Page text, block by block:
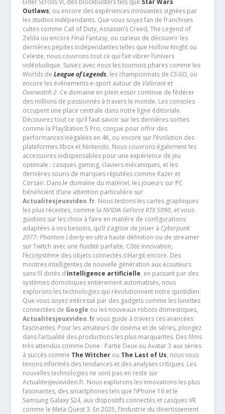
Elder Scrolls VI, des blockbusters tels que Star Wars
Outlaws, ou encore des expériences innovantes signées par
les studios indépendants. Que vous soyez fan de franchises
cultes comme Call of Duty, Assassin’s Creed, The Legend of
Zelda ou encore Final Fantasy, ou curieux de découvrir les
dernières pépites indépendantes telles que Hollow Knight ou
Celeste, nous couvrons tout ce qui fait vibrer l’univers
vidéoludique. Suivez avec nous les tournois phares comme les
Worlds de League of Legends, les championnats de CS:GO, ou
encore les événements e-sport autour de Valorantet
Overwatch 2. Ce domaine en plein essor continue de fédérer
des millions de passionnés à travers le monde. Les consoles
occupent une place centrale dans notre ligne éditoriale.
Découvrez tout ce qu’il faut savoir sur les dernières sorties
comme la PlayStation 5 Pro, conçue pour offrir des
performances inégalées en 4K, ou encore sur l’évolution des
plateformes Xbox et Nintendo. Nous couvrons également les
accessoires indispensables pour une expérience de jeu
optimale : casques gaming, claviers mécaniques, et les
dernières souris de marques réputées comme Razer et
Corsair. Dans le domaine du matériel, les joueurs sur PC
bénéficient d’une attention particulière sur
Actualitesjeuxvideo.fr. Nous testons les cartes graphiques
les plus récentes, comme la NVIDIA GeForce RTX 5090, et vous
guidons sur les choix à faire en matière de configurations
adaptées à vos besoins, qu’il s’agisse de jouer à Cyberpunk
2077: Phantom Libertyen ultra haute définition ou de streamer
sur Twitch avec une fluidité parfaite. Côté innovation,
l’écosystème des objets connectés s’élargit encore. Des
montres intelligentes de nouvelle génération aux écouteurs
sans fil dotés d’intelligence artificielle, en passant par des
systèmes domotiques entièrement automatisés, nous
explorons les technologies qui révolutionnent notre quotidien.
Que vous soyez intéressé par des gadgets comme les lunettes
connectées de Google ou les nouveaux robots domestiques,
Actualitesjeuxvideo.frvous guide à travers ces avancées
fascinantes. Pour les amateurs de cinéma et de séries, plongez
dans l’actualité des productions les plus marquantes. Des films
très attendus comme Dune : Partie Deux ou Avatar 3 aux séries
à succès comme The Witcherou The Last of Us, nous vous
tenons informés des tendances et des analyses critiques .Les
nouvelles technologies ne sont pas en reste sur
Actualitesjeuxvideo.fr. Nous explorons les innovations les plus
fascinantes, des smartphones tels que l’iPhone 16 et le
Samsung Galaxy S24, aux dispositifs connectés et casques VR
comme le Meta Quest 3. En 2025, l’industrie du divertissement